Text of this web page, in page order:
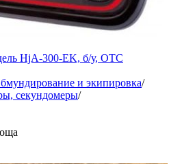
HjA-300-EK, б/у, ОТС
и экипировка/
секундомеры/